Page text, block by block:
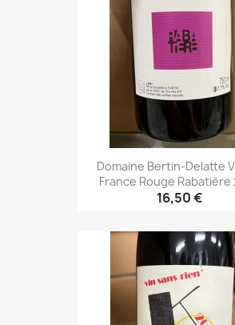
Domaine Bertin-Delatte
France Rouge Rabatière
16,50 €